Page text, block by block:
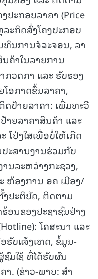
ງປະກອບລາຄາ (Price
ະກິດສົ່ງໂຄງປະກອບ
ນການຈໍລະຈອນ, ລາ
ຄ້າໃນລາຍການ
ວດກາ ແລະ ຮັບຮອງ
ອກາດຂຶ້ນລາຄາ,
ປ້າຍລາຄາ: ເພີ່ມທະວີ
ຍລາຄາສິນຄ້າ ແລະ
ໂປ່ງໃສເພື່ອບໍ່ໃຫ້ເກີດ
ະສານງານຮ່ວມກັບ
ນລະຫວ່າງກະຊວງ,
ຫ້ອງການ ອຄ ເມືອງ/
ງປະຕິບັດ, ຕິດຕາມ
ອນຂອງປະຊາຊົນຢ່າງ
ໂຄສະນາ ແລະ
ຮັບແຈ້ງເຫດ, ຂໍ້ມູນ-
ມໃຊ້ ທີ່ໄດ້ຮັບຜົນ
າ. (ຂ່າວ-ພາບ: ສຳ